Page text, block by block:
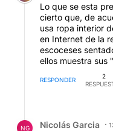
Lo que se esta
cierto que, de
usa ropa interior
en Internet de la
escoceses
ellos muestra sus
RESPONDER
2
NG Nicolás Garcia